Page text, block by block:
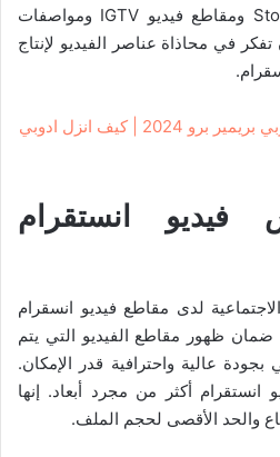
على Reels و انسقرام Stories ومقاطع فيديو IGTV ومواصفات
في محاذاة عناصر الفيديو لإنتاج
متطلبات تشغيل ادوبي بريمير برو 2024 | كيف انزل ادوبي
فيديو انستقرام
لدى مقاطع فيديو انسقرام
ظهور مقاطع الفيديو التي يتم
عالية واحترافية قدر الإمكان.
أكثر من مجرد أبعاد. إنها
والحد الأقصى لحجم الملف.